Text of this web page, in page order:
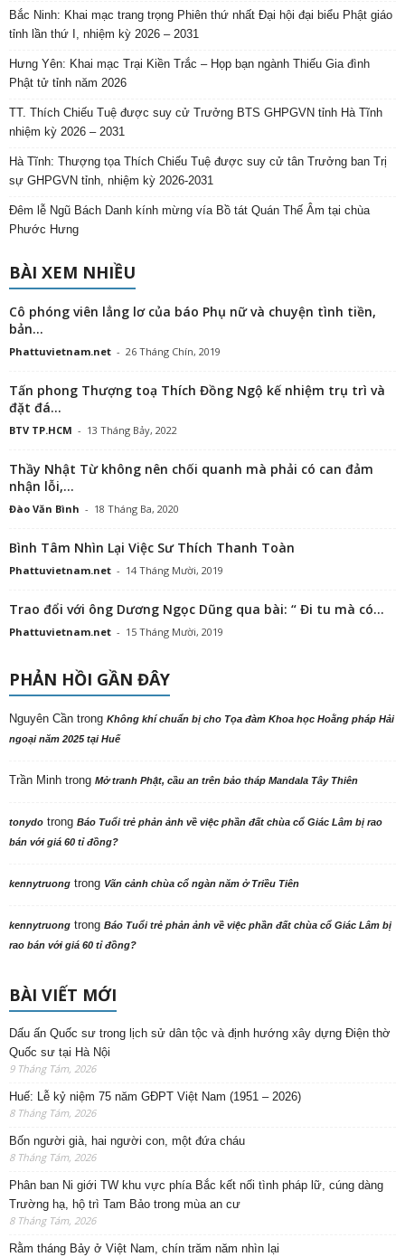
Bắc Ninh: Khai mạc trang trọng Phiên thứ nhất Đại hội đại biểu Phật giáo
tỉnh lần thứ I, nhiệm kỳ 2026 – 2031
Hưng Yên: Khai mạc Trại Kiền Trắc – Họp bạn ngành Thiếu Gia đình
Phật tử tỉnh năm 2026
TT. Thích Chiếu Tuệ được suy cử Trưởng BTS GHPGVN tỉnh Hà Tĩnh
nhiệm kỳ 2026 – 2031
Hà Tĩnh: Thượng tọa Thích Chiếu Tuệ được suy cử tân Trưởng ban Trị
sự GHPGVN tỉnh, nhiệm kỳ 2026-2031
Đêm lễ Ngũ Bách Danh kính mừng vía Bồ tát Quán Thế Âm tại chùa
Phước Hưng
BÀI XEM NHIỀU
Cô phóng viên lẳng lơ của báo Phụ nữ và chuyện tình tiền,
bản...
Phattuvietnam.net - 26 Tháng Chín, 2019
Tấn phong Thượng toạ Thích Đồng Ngộ kế nhiệm trụ trì và
đặt đá...
BTV TP.HCM - 13 Tháng Bảy, 2022
Thầy Nhật Từ không nên chối quanh mà phải có can đảm
nhận lỗi,...
Đào Văn Bình - 18 Tháng Ba, 2020
Bình Tâm Nhìn Lại Việc Sư Thích Thanh Toàn
Phattuvietnam.net - 14 Tháng Mười, 2019
Trao đổi với ông Dương Ngọc Dũng qua bài: “ Đi tu mà có...
Phattuvietnam.net - 15 Tháng Mười, 2019
PHẢN HỒI GẦN ĐÂY
Nguyên Cần trong Không khí chuẩn bị cho Tọa đàm Khoa học Hoằng pháp Hải
ngoại năm 2025 tại Huế
Trần Minh trong Mở tranh Phật, cầu an trên bảo tháp Mandala Tây Thiên
tonydo trong Báo Tuổi trẻ phản ảnh về việc phần đất chùa cổ Giác Lâm bị rao
bán với giá 60 tỉ đồng?
kennytruong trong Vãn cảnh chùa cổ ngàn năm ở Triều Tiên
kennytruong trong Báo Tuổi trẻ phản ảnh về việc phần đất chùa cổ Giác Lâm bị
rao bán với giá 60 tỉ đồng?
BÀI VIẾT MỚI
Dấu ấn Quốc sư trong lịch sử dân tộc và định hướng xây dựng Điện thờ
Quốc sư tại Hà Nội
9 Tháng Tám, 2026
Huế: Lễ kỷ niệm 75 năm GĐPT Việt Nam (1951 – 2026)
8 Tháng Tám, 2026
Bốn người già, hai người con, một đứa cháu
8 Tháng Tám, 2026
Phân ban Ni giới TW khu vực phía Bắc kết nối tình pháp lữ, cúng dàng
Trường hạ, hộ trì Tam Bảo trong mùa an cư
8 Tháng Tám, 2026
Rằm tháng Bảy ở Việt Nam, chín trăm năm nhìn lại